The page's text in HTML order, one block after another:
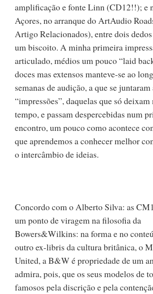
amplificação e fonte Linn (CD12!!); e
Açores, no arranque do ArtAudio
Artigo Relacionados), entre dois dedos
um biscoito. A minha primeira
articulado, médios um pouco “laid
doces mas extensos manteve-se ao
semanas de audição, a que se
“impressões”, daquelas que só
tempo, e passam despercebidas num
encontro, um pouco como acontece
que aprendemos a conhecer melhor
o intercâmbio de ideias.
Concordo com o Alberto Silva: as
um ponto de viragem na filosofia da
Bowers&Wilkins: na forma e no
outro ex-libris da cultura britânica, o
United, a B&W é propriedade de um
admira, pois, que os seus modelos de
famosos pela discrição e pela